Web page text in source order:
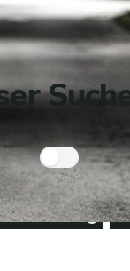
Nur
entfernen